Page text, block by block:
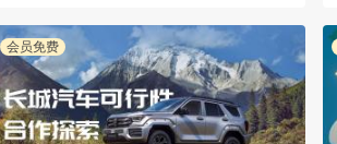
会员免费